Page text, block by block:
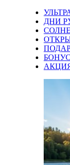
ДНИ